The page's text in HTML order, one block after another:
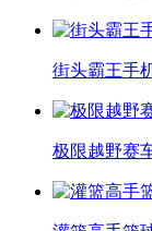
街头霸王手
极限越野赛